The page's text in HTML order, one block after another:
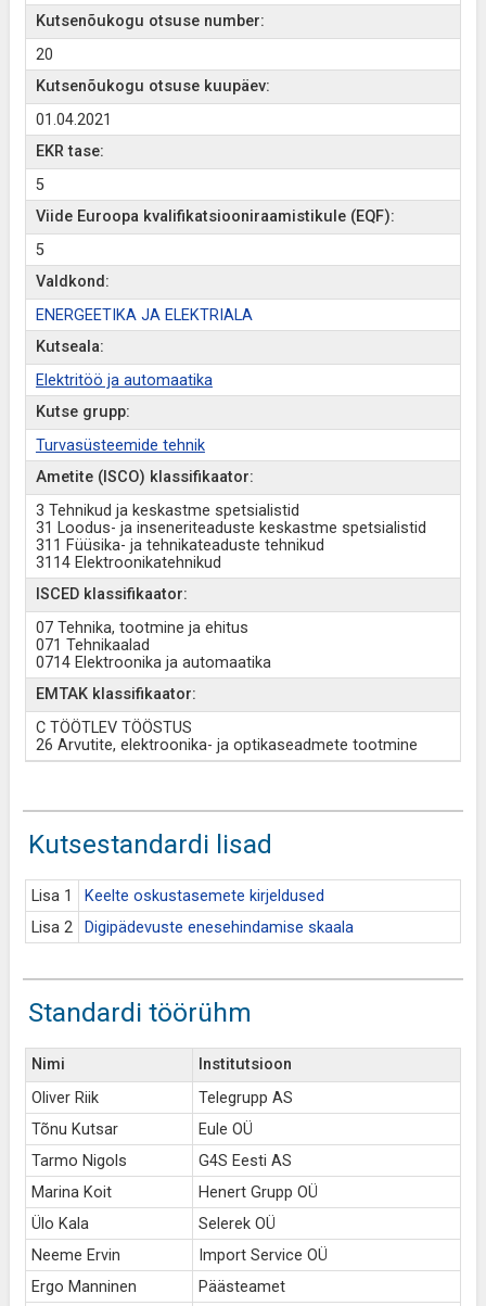
Kutsenõukogu otsuse number:
20
Kutsenõukogu otsuse kuupäev:
01.04.2021
EKR tase:
5
Viide Euroopa kvalifikatsiooniraamistikule (EQF):
5
Valdkond:
ENERGEETIKA JA ELEKTRIALA
Kutseala:
Elektritöö ja automaatika
Kutse grupp:
Turvasüsteemide tehnik
Ametite (ISCO) klassifikaator:
3 Tehnikud ja keskastme spetsialistid
31 Loodus- ja inseneriteaduste keskastme spetsialistid
311 Füüsika- ja tehnikateaduste tehnikud
3114 Elektroonikatehnikud
ISCED klassifikaator:
07 Tehnika, tootmine ja ehitus
071 Tehnikaalad
0714 Elektroonika ja automaatika
EMTAK klassifikaator:
C TÖÖTLEV TÖÖSTUS
26 Arvutite, elektroonika- ja optikaseadmete tootmine
Kutsestandardi lisad
Lisa 1
Keelte oskustasemete kirjeldused
Lisa 2
Digipädevuste enesehindamise skaala
Standardi töörühm
Nimi
Institutsioon
Oliver Riik
Telegrupp AS
Tõnu Kutsar
Eule OÜ
Tarmo Nigols
G4S Eesti AS
Marina Koit
Henert Grupp OÜ
Ülo Kala
Selerek OÜ
Neeme Ervin
Import Service OÜ
Ergo Manninen
Päästeamet